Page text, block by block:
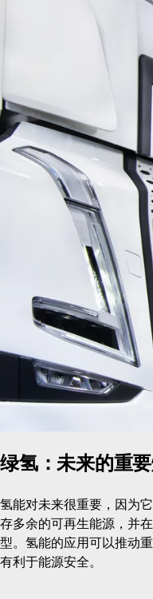
绿氢：未来的重
氢能对未来很重要，因为
存多余的可再生能源，并
型。氢能的应用可以推动
有利于能源安全。